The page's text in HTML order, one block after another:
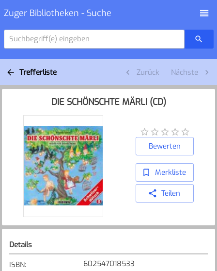
Zuger Bibliotheken - Suche
Suchbegriff(e) eingeben
Trefferliste Zurück Nächste
DIE SCHÖNSCHTE MÄRLI (CD)
Bewerten
Merkliste
Teilen
Details
ISBN:
602547018533